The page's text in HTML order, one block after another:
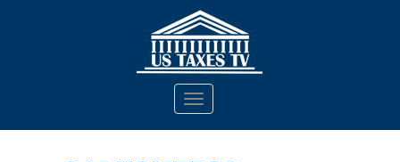
m
TOGGLE NAVIGATION